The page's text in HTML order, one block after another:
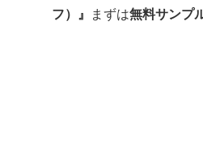
フ）』
まずは無料サンプ